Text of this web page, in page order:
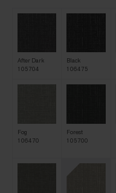
After Dark
105704
Black
106475
Fog
106470
Forest
105700